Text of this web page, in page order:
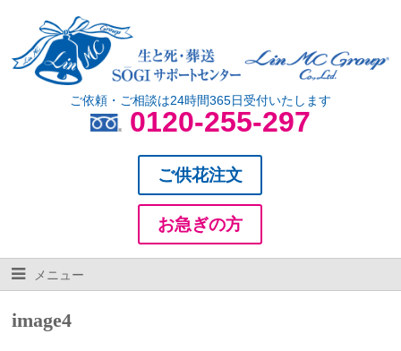
ご依頼・ご相談は24時間365日受付いたします
0120-255-297
ご供花注文
お急ぎの方
メニュー
image4